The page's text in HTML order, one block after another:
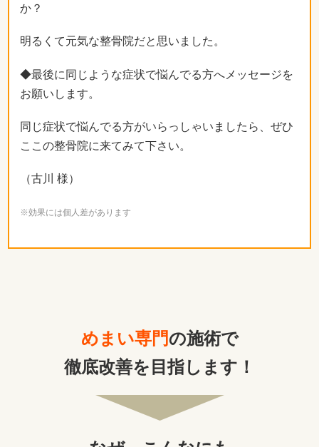
か？
明るくて元気な整骨院だと思いました。
◆最後に同じような症状で悩んでる方へメッセージを
お願いします。
同じ症状で悩んでる方がいらっしゃいましたら、ぜひ
ここの整骨院に来てみて下さい。
（古川 様）
※効果には個人差があります
めまい専門の施術で
徹底改善を目指します！